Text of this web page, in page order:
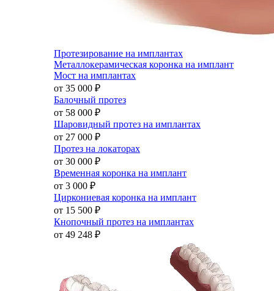
Протезирование на имплантах
Металлокерамическая коронка на имплант
Мост на имплантах
от 35 000 ₽
Балочный протез
от 58 000 ₽
Шаровидный протез на имплантах
от 27 000 ₽
Протез на локаторах
от 30 000 ₽
Временная коронка на имплант
от 3 000 ₽
Циркониевая коронка на имплант
от 15 500 ₽
Кнопочный протез на имплантах
от 49 248 ₽